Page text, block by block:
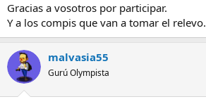
Gracias a vosotros por participar.
Y a los compis que van a tomar el relevo.
malvasia55
Gurú Olympista